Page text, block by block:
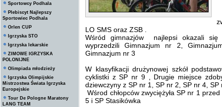
Sportowcy Podhala
Plebiscyt Najlepszy
Sportowiec Podhala
Orlen CUP
Igrzyska STO
Igrzyska lekarskie
ZIMOWE IGRZYSKA
POLONIJNE
Olimpiada młodzieży
Igrzyska Olimpijskie
Mistrzostwa Świata Igrzyska
Europejskie
Tour De Pologne Maratony
LANG TEAM
LO SMS oraz ZSB .
Wśród gimnazjów najlepsi okazali
wyprzedzili Gimnazjum nr 2,
Gimnazjum nr 3
W klasyfikacji drużynowej szkół
cyklistki z SP nr 9 , Drugie miejsce
dziewczyny z SP nr 1, SP nr 2, SP nr 4, SP
Wśrod chłopców zwyciężyła SP nr 1
5 i SP Stasikówka